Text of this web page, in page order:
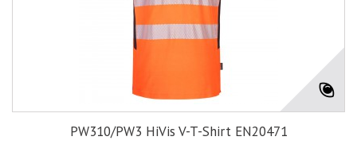
PW310/PW3 HiVis V-T-Shirt EN20471